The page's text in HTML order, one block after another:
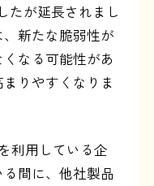
たが延長されまし
新たな脆弱性が
なる可能性があ
りやすくなりま
利用している企
間に、他社製品